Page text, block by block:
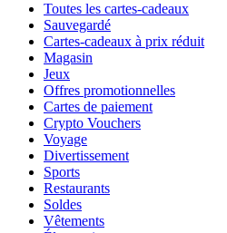
Toutes les cartes-cadeaux
Sauvegardé
Cartes-cadeaux à prix réduit
Magasin
Jeux
Offres promotionnelles
Cartes de paiement
Crypto Vouchers
Voyage
Divertissement
Sports
Restaurants
Soldes
Vêtements